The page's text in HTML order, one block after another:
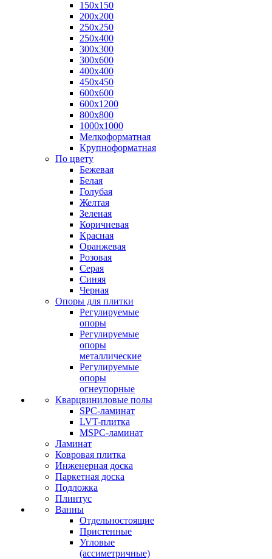
150х150
200х200
250х250
250х400
300х300
300х600
400х400
450х450
600х600
600х1200
800х800
1000х1000
Мелкоформатная
Крупноформатная
По цвету
Бежевая
Белая
Голубая
Желтая
Зеленая
Коричневая
Красная
Оранжевая
Розовая
Серая
Синяя
Черная
Опоры для плитки
Регулируемые
опоры
Регулируемые
опоры
металлические
Регулируемые
опоры
огнеупорные
Кварцвиниловые полы
SPC-ламинат
LVT-плитка
MSPC-ламинат
Ламинат
Ковровая плитка
Инженерная доска
Паркетная доска
Подложка
Плинтус
Ванны
Отдельностоящие
Пристенные
Угловые
(ассиметричные)